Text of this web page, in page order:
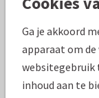
Alle kaarten
Wenskaarten
Specificaties bij
Ga je akkoord
apparaat om
websitegebruik
inhoud aan te